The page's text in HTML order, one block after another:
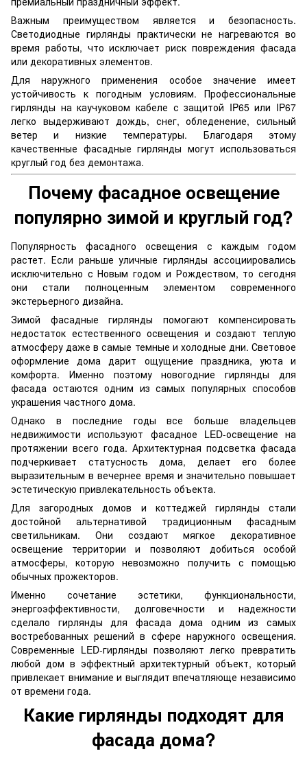
Важным преимуществом является и безопасность.
Светодиодные гирлянды практически не нагреваются во
время работы, что исключает риск повреждения фасада
или декоративных элементов.
Для наружного применения особое значение имеет
устойчивость к погодным условиям. Профессиональные
гирлянды на каучуковом кабеле с защитой IP65 или IP67
легко выдерживают дождь, снег, обледенение, сильный
ветер и низкие температуры. Благодаря этому
качественные фасадные гирлянды могут использоваться
круглый год без демонтажа.
Почему фасадное освещение
популярно зимой и круглый год?
Популярность фасадного освещения с каждым годом
растет. Если раньше уличные гирлянды ассоциировались
исключительно с Новым годом и Рождеством, то сегодня
они стали полноценным элементом современного
экстерьерного дизайна.
Зимой фасадные гирлянды помогают компенсировать
недостаток естественного освещения и создают теплую
атмосферу даже в самые темные и холодные дни. Световое
оформление дома дарит ощущение праздника, уюта и
комфорта. Именно поэтому новогодние гирлянды для
фасада остаются одним из самых популярных способов
украшения частного дома.
Однако в последние годы все больше владельцев
недвижимости используют фасадное LED-освещение на
протяжении всего года. Архитектурная подсветка фасада
подчеркивает статусность дома, делает его более
выразительным в вечернее время и значительно повышает
эстетическую привлекательность объекта.
Для загородных домов и коттеджей гирлянды стали
достойной альтернативой традиционным фасадным
светильникам. Они создают мягкое декоративное
освещение территории и позволяют добиться особой
атмосферы, которую невозможно получить с помощью
обычных прожекторов.
Именно сочетание эстетики, функциональности,
энергоэффективности, долговечности и надежности
сделало гирлянды для фасада дома одним из самых
востребованных решений в сфере наружного освещения.
Современные LED-гирлянды позволяют легко превратить
любой дом в эффектный архитектурный объект, который
привлекает внимание и выглядит впечатляюще независимо
от времени года.
Какие гирлянды подходят для
фасада дома?